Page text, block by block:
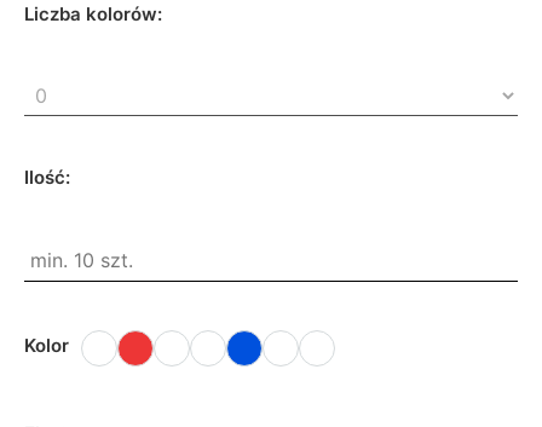
Liczba kolorów:
Ilość:
Kolor